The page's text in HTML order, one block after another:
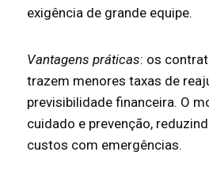
exigência de grande equipe.
Vantagens práticas: os
trazem menores taxas de
previsibilidade financeira. O
cuidado e prevenção,
custos com emergências.